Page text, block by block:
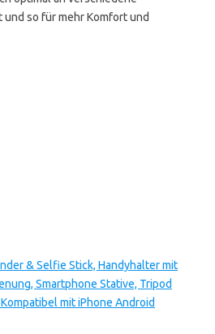
so für mehr Komfort und
& Selfie Stick, Handyhalter mit
Smartphone Stative, Tripod
mit iPhone Android